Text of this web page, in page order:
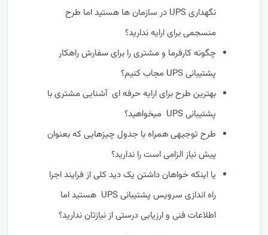
نگهداری UPS در سازمان ها هستید اما طرح
منسجمی برای ارایه ندارید؟
چگونه کارفرما و مشتری را برای سفارش راهکار
پشتیبانی UPS مجاب کنیم؟
بهترین طرح برای ارایه حرفه ای آشنایی مشتری با
پشتیبانی UPS میخواهید؟
طرح توجیهی همراه با جدول چیزهایی که بعنوان
پیش نیاز الزامی است را ندارید؟
یا اینکه خواهان داشتن یک دید کلی از فرایند اجرا
راه اندازی سرویس پشتیبانی UPS هستید اما
اطلاعات فنی و ارزیابی درستی از نیازتان ندارید؟